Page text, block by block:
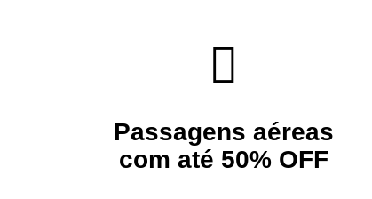
Passagens aéreas
com até 50% OFF